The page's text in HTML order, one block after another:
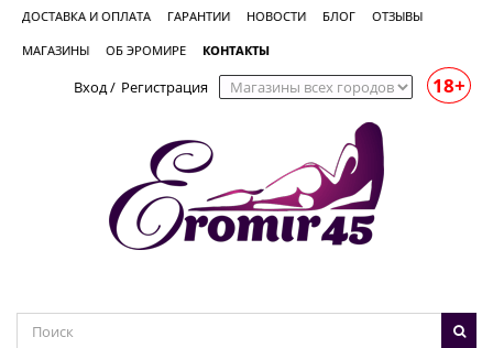
ДОСТАВКА И ОПЛАТА ГАРАНТИИ НОВОСТИ БЛОГ ОТЗЫВЫ
МАГАЗИНЫ ОБ ЭРОМИРЕ КОНТАКТЫ
Вход/ Регистрация 18+